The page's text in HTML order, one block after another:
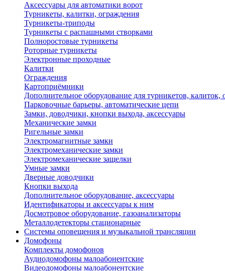
Аксессуары для автоматики ворот
Турникеты, калитки, ограждения
Турникеты-триподы
Турникеты с распашными створками
Полноростовые турникеты
Роторные турникеты
Электронные проходные
Калитки
Ограждения
Картоприёмники
Дополнительное оборудование для турникетов, калиток,
Парковочные барьеры, автоматические цепи
Замки, доводчики, кнопки выхода, аксессуары
Механические замки
Ригельные замки
Электромагнитные замки
Электромеханические замки
Электромеханические защелки
Умные замки
Дверные доводчики
Кнопки выхода
Дополнительное оборудование, аксессуары
Идентификаторы и аксессуары к ним
Досмотровое оборудование, газоанализаторы
Металлодетекторы стационарные
Системы оповещения и музыкальной трансляции
Домофоны
Комплекты домофонов
Аудиодомофоны малоабонентские
Видеодомофоны малоабонентские